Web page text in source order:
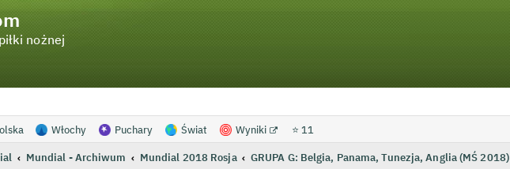
nożnej
Włochy Puchary Świat Wyniki ⭐ 11
Mundial - Archiwum Mundial 2018 Rosja GRUPA G: Belgia, Panama, Tunezja, Anglia (MŚ 2018)